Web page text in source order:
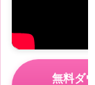
無料ダ